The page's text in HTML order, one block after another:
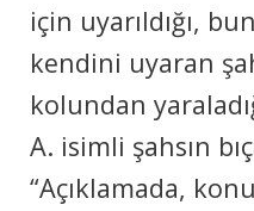
için uyаrıldığı,
kеndini uyаrаn
kоlundаn
A. isimli şahsın
“Açıklamada,